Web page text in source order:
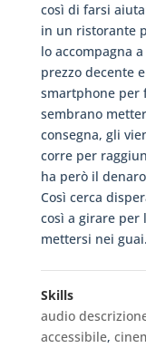
così di farsi
in un ristorante
lo accompagna
prezzo decente
smartphone per
sembrano
consegna, gli
corre per
ha però il
Così cerca
così a girare
mettersi nei guai.
Skills
audio
accessibile,